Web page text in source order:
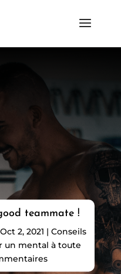
teammate !
Oct 2, 2021 | Conseils
un mental à toute